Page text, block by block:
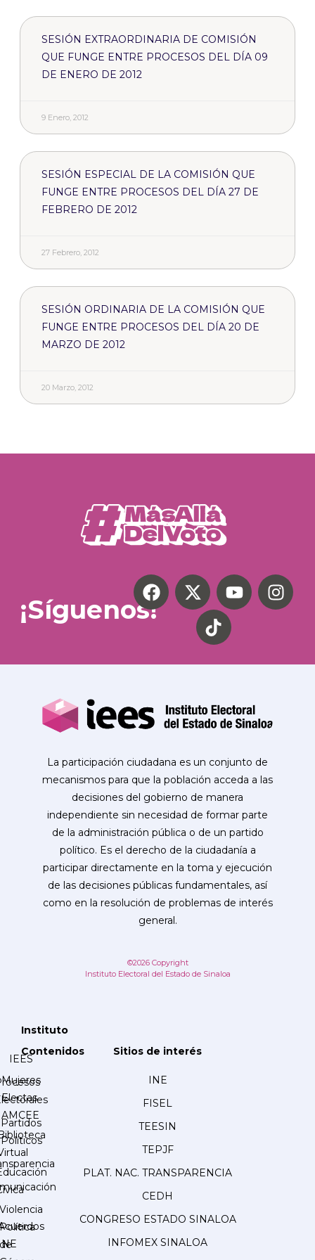
SESIÓN EXTRAORDINARIA DE COMISIÓN
QUE FUNGE ENTRE PROCESOS DEL DÍA 09
DE ENERO DE 2012
9 Enero, 2012
SESIÓN ESPECIAL DE LA COMISIÓN QUE
FUNGE ENTRE PROCESOS DEL DÍA 27 DE
FEBRERO DE 2012
27 Febrero, 2012
SESIÓN ORDINARIA DE LA COMISIÓN QUE
FUNGE ENTRE PROCESOS DEL DÍA 20 DE
MARZO DE 2012
20 Marzo, 2012
¡Síguenos!
La participación ciudadana es un conjunto de
mecanismos para que la población acceda a las
decisiones del gobierno de manera
independiente sin necesidad de formar parte
de la administración pública o de un partido
político. Es el derecho de la ciudadanía a
participar directamente en la toma y ejecución
de las decisiones públicas fundamentales, así
como en la resolución de problemas de interés
general.
©2026 Copyright
Instituto Electoral del Estado de Sinaloa
Instituto
IEES
Partidos
Políticos
Contenidos
Mujeres
Electas
AMCEE
Violencia
Política
de
Sitios de interés
INE
FISEL
TEESIN
TEPJF
PLAT. NAC. TRANSPARENCIA
CEDH
CONGRESO ESTADO SINALOA
INFOMEX SINALOA